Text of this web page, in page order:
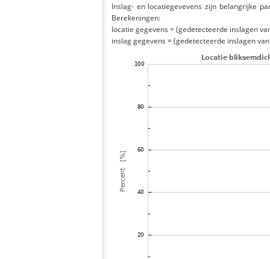
Inslag- en locatiegevevens zijn belangrijke
Berekeningen:
locatie gegevens = (gedetecteerde inslagen
inslag gegevens = (gedetecteerde inslagen